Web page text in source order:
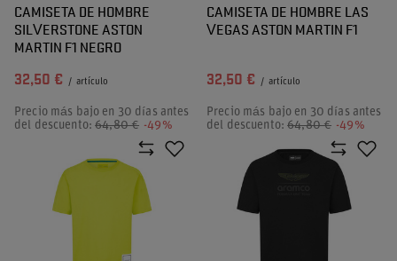
CAMISETA DE HOMBRE
SILVERSTONE ASTON
MARTIN F1 NEGRO
32,50 € / artículo
Precio más bajo en 30 días antes
del descuento:64,80 € -49%
CAMISETA DE HOMBRE LAS
VEGAS ASTON MARTIN F1
32,50 € / artículo
Precio más bajo en 30 días antes
del descuento:64,80 € -49%